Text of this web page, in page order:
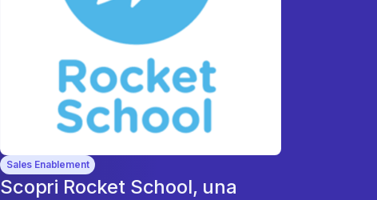
Sales Enablement
Scopri Rocket School, una